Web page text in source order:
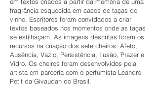
fragrância esquecida em cacos de taças de
vinho. Escritores foram convidados a criar
textos baseados nos momentos onde as taças
se estilhaçam. As imagens descritas foram os
recursos na criação dos sete cheiros: Afeto,
Ausência, Vazio, Persistência, Ilusão, Prazer e
Vidro. Os cheiros foram desenvolvidos pela
artista em parceria com o perfumista Leandro
Petit da Givaudan do Brasil.